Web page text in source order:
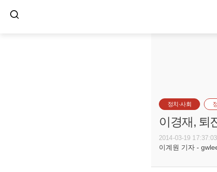
정치·사회
이경재, 퇴
2014-03-19 17:37:03
이계원 기자 -